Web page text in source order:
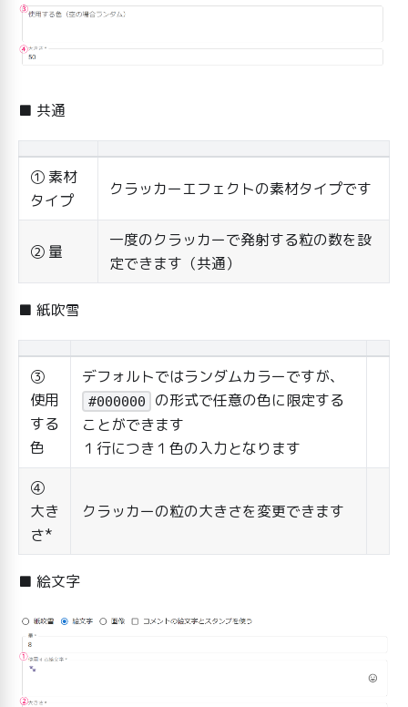
■ 共通
① 素材
タイプ
クラッカーエフェクトの素材タイプです
② 量
一度のクラッカーで発射する粒の数を設
定できます（共通）
■ 紙吹雪
③
使用
する
色
デフォルトではランダムカラーですが、
#000000
の形式で任意の色に限定する
ことができます
１行につき１色の入力となります
④
大き
さ*
クラッカーの粒の大きさを変更できます
■ 絵文字